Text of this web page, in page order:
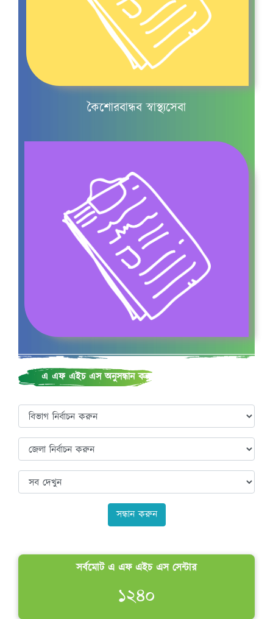
কৈশোরকাল
মাসিক ও কিশোরীদের
কিশোরদের স্বপ্নে বীর্যপাত
খাদ্য ও পুষ্টি
খাদ্য ও পুষ্টি চক্র
কৈশোরকাল
কৈশোরবান্ধব স্বাস্থ্যসেবা
এ এফ এইচ এস অনুসন্ধান করুন
সন্ধান করুন
সর্বমোট এ এফ এইচ এস সেন্টার
১২৪০